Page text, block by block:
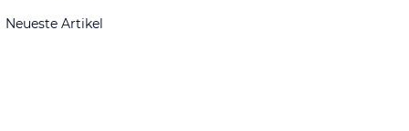
Neueste Artikel